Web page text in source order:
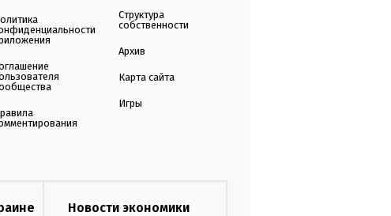
Структура
собственности
Архив
Карта сайта
Игры
Новости экономики